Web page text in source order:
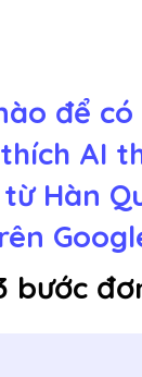
để
AI
Hàn
bước